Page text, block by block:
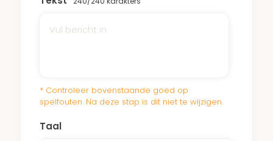
zandverstuivingen en zorgen voor de
Het continue onderhoud van onze bossen
en parken zorgt ervoor dat de bomen de
hitte en droogte overleven. Een donatie aan
* Controleer bovenstaande goed op
spelfouten. Na deze stap is dit niet te wijzigen.
Taal